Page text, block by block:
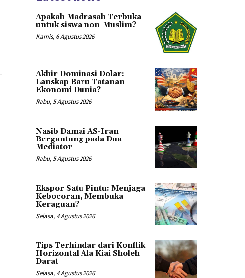
Apakah Madrasah Terbuka
untuk siswa non-Muslim?
Kamis, 6 Agustus 2026
Akhir Dominasi Dolar:
Lanskap Baru Tatanan
Ekonomi Dunia?
Rabu, 5 Agustus 2026
Nasib Damai AS-Iran
Bergantung pada Dua
Mediator
Rabu, 5 Agustus 2026
Ekspor Satu Pintu: Menjaga
Kebocoran, Membuka
Keraguan?
Selasa, 4 Agustus 2026
Tips Terhindar dari Konflik
Horizontal Ala Kiai Sholeh
Darat
Selasa, 4 Agustus 2026